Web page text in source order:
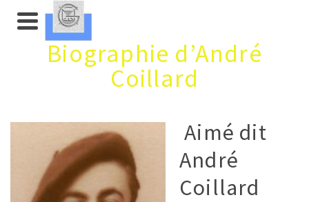
Biographie d’André
Coillard
Aimé dit
André
Coillard